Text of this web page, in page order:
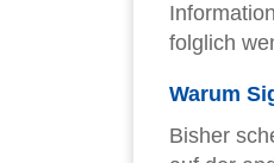
folglich
Warum
Bisher